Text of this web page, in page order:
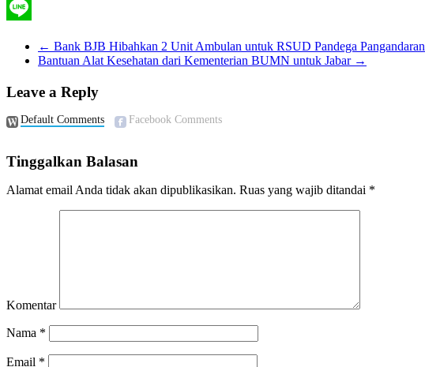
Twitter
← Bank BJB Hibahkan 2 Unit Ambulan untuk RSUD Pandega Pangandaran
Bantuan Alat Kesehatan dari Kementerian BUMN untuk Jabar →
Leave a Reply
Default Comments Facebook Comments
Tinggalkan Balasan
Alamat email Anda tidak akan dipublikasikan. Ruas yang wajib ditandai *
Komentar
Nama *
Email *